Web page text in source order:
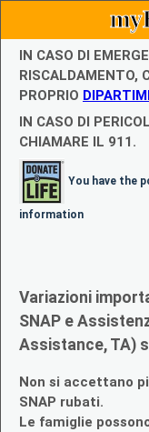
IN CASO DI
RISCALDAMENTO,
PROPRIO
IN CASO DI
CHIAMARE IL 911.
You have the
information
Variazioni
SNAP e
Assistance, TA)
Non si accettano
SNAP rubati.
Le famiglie